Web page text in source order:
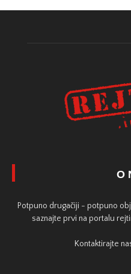
O
Potpuno drugačiji - potpuno
saznajte prvi na portalu
Kontaktirajte